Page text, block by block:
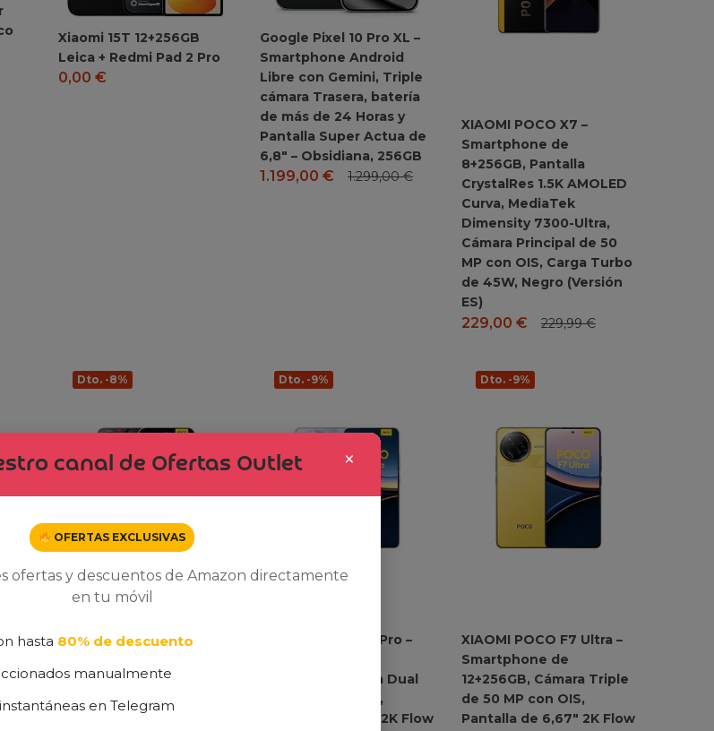
Xiaomi 15T 12+256GB
Leica + Redmi Pad 2 Pro
0,00 €
Google Pixel 10 Pro XL –
Smartphone Android
Libre con Gemini, Triple
cámara Trasera, batería
de más de 24 Horas y
Pantalla Super Actua de
6,8″ – Obsidiana, 256GB
1.199,00 € 1.299,00€
XIAOMI POCO X7 –
Smartphone de
8+256GB, Pantalla
CrystalRes 1.5K AMOLED
Curva, MediaTek
Dimensity 7300-Ultra,
Cámara Principal de 50
MP con OIS, Carga Turbo
de 45W, Negro (Versión
ES)
229,00 € 229,99€
Dto. -8%
XIAOMI POCO F7 –
12+256GB, Cámara Sony
de 50 MP con OIS,
Pantalla AMOLED de
Dto. -9%
XIAOMI POCO F7 Pro –
12+256GB, Cámara Dual
de 50 MP con OIS,
Pantalla de 6,67″ 2K Flow
Dto. -9%
XIAOMI POCO F7 Ultra –
Smartphone de
12+256GB, Cámara Triple
de 50 MP con OIS,
Pantalla de 6,67″ 2K Flow
×
canal de Ofertas Outlet
OFERTAS EXCLUSIVAS
ofertas y descuentos de Amazon directamente
en tu móvil
hasta 80% de descuento
manualmente
en Telegram